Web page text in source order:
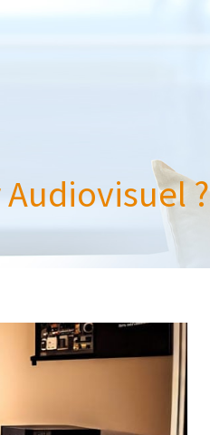
?